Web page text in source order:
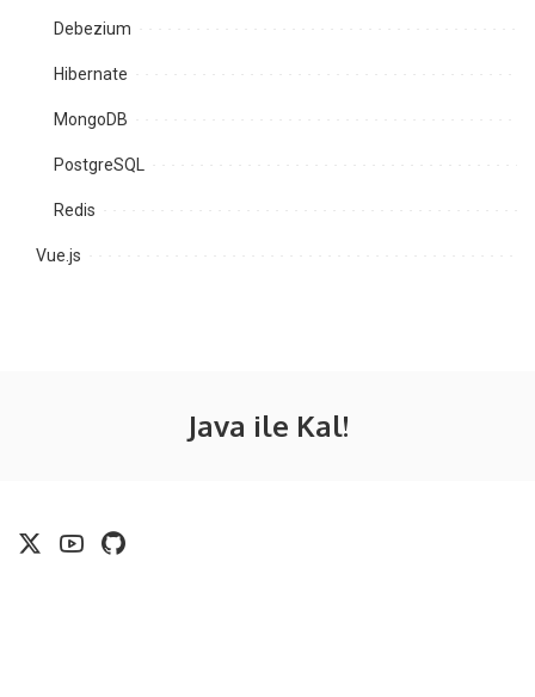
Debezium
Hibernate
MongoDB
PostgreSQL
Redis
Vue.js
Java ile Kal!